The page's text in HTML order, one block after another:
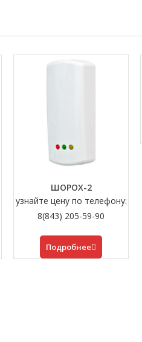
ШОРОХ-2
узнайте цену по телефону:
8(843) 205-59-90
Подробнее